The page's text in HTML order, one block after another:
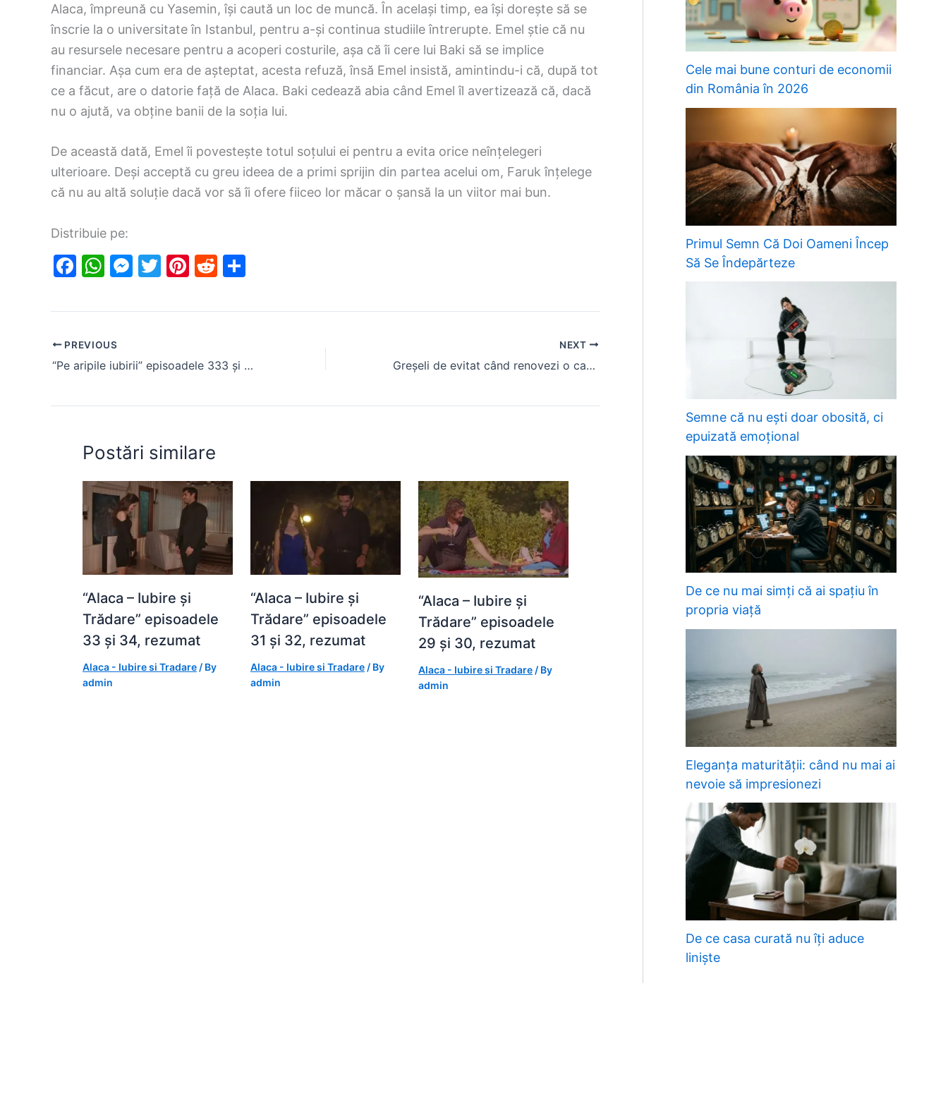
Alaca, împreună cu Yasemin, își caută un loc de muncă. În același timp, ea își dorește să se
înscrie la o universitate în Istanbul, pentru a-și continua studiile întrerupte. Emel știe că nu
au resursele necesare pentru a acoperi costurile, așa că îi cere lui Baki să se implice
financiar. Așa cum era de așteptat, acesta refuză, însă Emel insistă, amintindu-i că, după tot
ce a făcut, are o datorie față de Alaca. Baki cedează abia când Emel îl avertizează că, dacă
nu o ajută, va obține banii de la soția lui.
De această dată, Emel îi povestește totul soțului ei pentru a evita orice neînțelegeri
ulterioare. Deși acceptă cu greu ideea de a primi sprijin din partea acelui om, Faruk înțelege
că nu au altă soluție dacă vor să îi ofere fiiceo lor măcar o șansă la un viitor mai bun.
Distribuie pe:
F
c
b
o
o
W
at
A
p
p
M
s
e
n
g
T
itt
Pi
er
st
R
d
t
ar
PREVIOUS
“Pe aripile iubirii” episoadele 333 și 334 rezumat
NEXT
Greșeli de evitat când renovezi o cameră
Postări similare
“Alaca – Iubire și
Trădare” episoadele
33 și 34, rezumat
Alaca - Iubire si Tradare / By
admin
“Alaca – Iubire și
Trădare” episoadele
31 și 32, rezumat
Alaca - Iubire si Tradare / By
admin
“Alaca – Iubire și
Trădare” episoadele
29 și 30, rezumat
Alaca - Iubire si Tradare / By
admin
Cele mai bune conturi de economii
din România în 2026
Primul Semn Că Doi Oameni Încep
Să Se Îndepărteze
Semne că nu ești doar obosită, ci
epuizată emoțional
De ce nu mai simți că ai spațiu în
propria viață
Eleganța maturității: când nu mai ai
nevoie să impresionezi
De ce casa curată nu îți aduce
liniște